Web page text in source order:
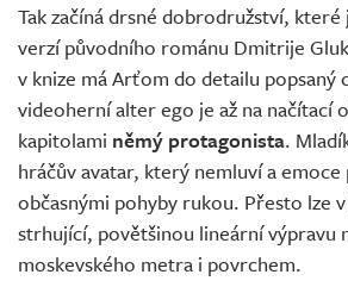
Tak začíná drsné dobrodružství,
verzí původního románu Dmitrije
v knize má Arťom do detailu popsaný
videoherní alter ego je až na načítací
kapitolami němý protagonista.
hráčův avatar, který nemluví a
občasnými pohyby rukou. Přesto lze
strhující, povětšinou lineární výpravu
moskevského metra i povrchem.